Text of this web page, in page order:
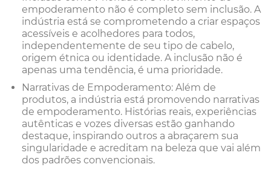
empoderamento não é completo sem inclusão. A
indústria está se comprometendo a criar espaços
acessíveis e acolhedores para todos,
independentemente de seu tipo de cabelo,
origem étnica ou identidade. A inclusão não é
apenas uma tendência, é uma prioridade.
Narrativas de Empoderamento: Além de
produtos, a indústria está promovendo narrativas
de empoderamento. Histórias reais, experiências
autênticas e vozes diversas estão ganhando
destaque, inspirando outros a abraçarem sua
singularidade e acreditam na beleza que vai além
dos padrões convencionais.